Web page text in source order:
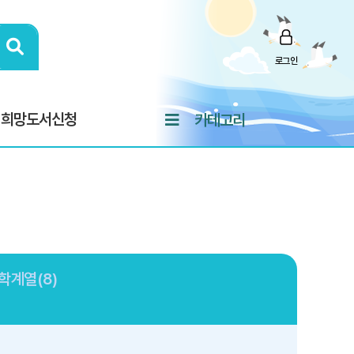
로그인
희망도서신청 카테고리
계열(8)